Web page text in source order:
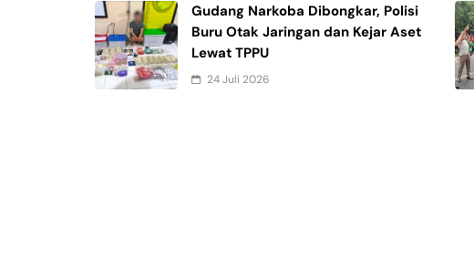
Gudang Narkoba Dibongkar, Polisi
Buru Otak Jaringan dan Kejar Aset
Lewat TPPU
24 Juli 2026